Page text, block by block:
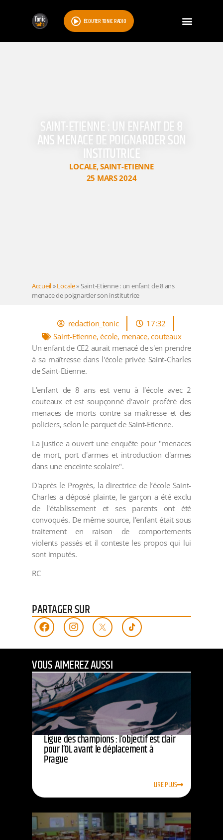
ÉCOUTER TONIC RADIO
SAINT-ETIENNE : UN ENFANT DE 8
ANS MENACE DE POIGNARDER SON
INSTITUTRICE
LOCALE,SAINT-ETIENNE
25 MARS 2024
Accueil»Locale»Saint-Etienne : un enfant de 8 ans
menace de poignarder son institutrice
redaction_tonic
17:32
Saint-Etienne,école, menace,couteaux
Un enfant de CE2 aurait menacé de s'en prendre
à sa maîtresse dans l'école privée Saint-Charles
de Saint-Etienne.
L'enfant de 8 ans est venu à l'école avec 2
couteaux et est soupçonné d'avoir proféré des
menaces de morts contre sa maîtresse et des
policiers, selon le parquet de Saint-Etienne.
La justice a ouvert une enquête pour "menaces
de mort, port d'armes et introduction d'armes
dans une enceinte scolaire".
D'après le Progrès, la directrice de l’école Saint-
Charles a déposé plainte, le garçon a été exclu
de l'établissement et ses parents ont été
convoqués. De même source, l'enfant était sous
traitement en raison de comportements
violents passés et il conteste les propos qui lui
sont imputés.
RC
PARTAGER SUR
VOUS AIMEREZ AUSSI
Ligue des champions : l’objectif est clair
pour l’OL avant le déplacement à
Prague
LIRE PLUS